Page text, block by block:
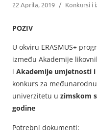
22 Aprila, 2019 / Konkursi i
POZIV
U okviru ERASMUS+
između Akademije
i Akademije umjetnosti
konkurs za
univerzitetu u zimskom
godine
Potrebni dokumenti: